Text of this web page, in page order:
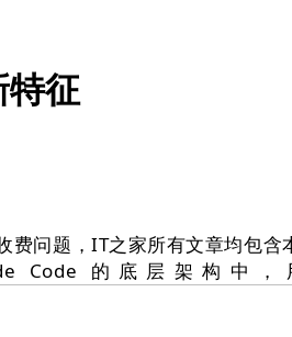
特征
问题，IT之家所有文章均包
Code 的底层架构中